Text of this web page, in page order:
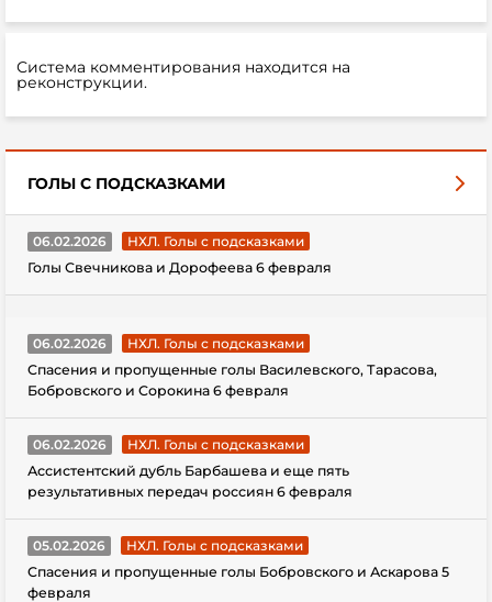
Система комментирования находится на
реконструкции.
ГОЛЫ С ПОДСКАЗКАМИ
06.02.2026
НХЛ. Голы с подсказками
Голы Свечникова и Дорофеева 6 февраля
06.02.2026
НХЛ. Голы с подсказками
Спасения и пропущенные голы Василевского, Тарасова,
Бобровского и Сорокина 6 февраля
06.02.2026
НХЛ. Голы с подсказками
Ассистентский дубль Барбашева и еще пять
результативных передач россиян 6 февраля
05.02.2026
НХЛ. Голы с подсказками
Спасения и пропущенные голы Бобровского и Аскарова 5
февраля